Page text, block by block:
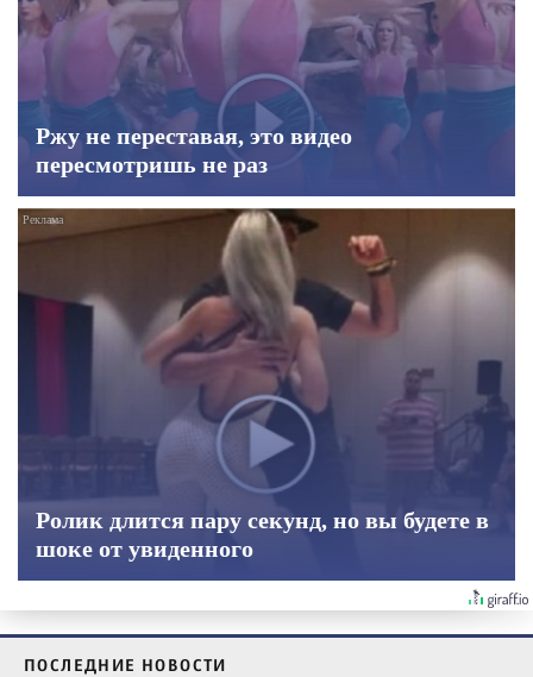
Ржу не переставая, это видео
пересмотришь не раз
Ролик длится пару секунд, но вы будете в
шоке от увиденного
ПОСЛЕДНИЕ НОВОСТИ